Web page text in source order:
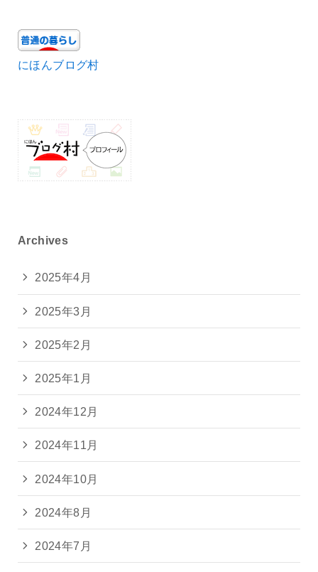
にほんブログ村
Archives
2025年4月
2025年3月
2025年2月
2025年1月
2024年12月
2024年11月
2024年10月
2024年8月
2024年7月